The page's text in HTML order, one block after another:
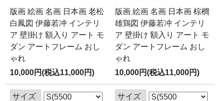
版画 絵画 名画 日本画 老松
白鳳図 伊藤若冲 インテリ
ア 壁掛け 額入り アート モ
ダン アートフレーム おし
ゃれ
10,000円(税込11,000円)
サイズ
版画 絵画 名画 日本画 棕櫚
雄鶏図 伊藤若冲 インテリ
ア 壁掛け 額入り アート モ
ダン アートフレーム おし
ゃれ
10,000円(税込11,000円)
サイズ